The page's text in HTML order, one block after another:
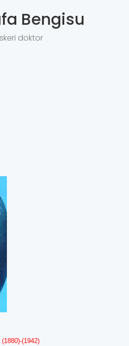
Bengisu
doktor
(1880)-(1942)